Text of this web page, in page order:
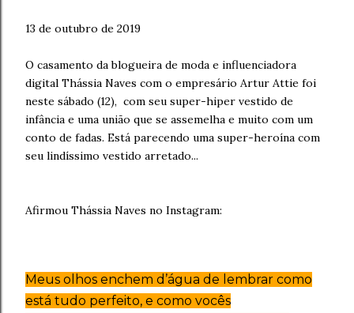
13 de outubro de 2019
O casamento da blogueira de moda e influenciadora
digital Thássia Naves com o empresário Artur Attie foi
neste sábado (12), com seu super-hiper vestido de
infância e uma união que se assemelha e muito com um
conto de fadas. Está parecendo uma super-heroína com
seu lindíssimo vestido arretado...
Afirmou Thássia Naves no Instagram:
Meus olhos enchem d’água de lembrar como
está tudo perfeito, e como vocês